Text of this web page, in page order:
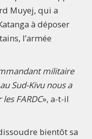
Muyej, qui a
à déposer
l’armée
militaire
Sud-Kivunous a
FARDC», a-t-il
bientôt sa